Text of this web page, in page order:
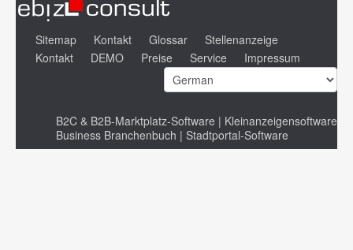
Sitemap Kontakt Glossar
Stellenanzeige
Kontakt
DEMO Preise Service Impressum
B2C & B2B-Marktplatz-Software | Kleinanzeigensoftware
Business Branchenbuch | Stadtportal-Software